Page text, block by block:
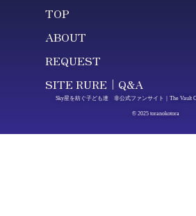
TOP
ABOUT
REQUEST
SITE RURE｜Q&A
Sky星を紡ぐ子ども達 非公式ファンサイト｜The Vault
© 2025 toranokotora